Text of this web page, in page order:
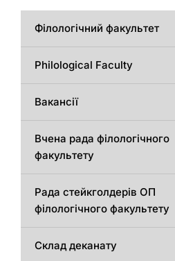
Філологічний факультет
Philological Faculty
Вакансії
Вчена рада філологічного
факультету
Рада стейкголдерів ОП
філологічного факультету
Склад деканату